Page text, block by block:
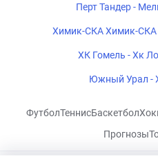
Перт Тандер -
Химик-СКА Химик-СКА
ХК Гомель - Хк
Южный Урал -
ФутболТеннисБаскетбол
Прогнозы